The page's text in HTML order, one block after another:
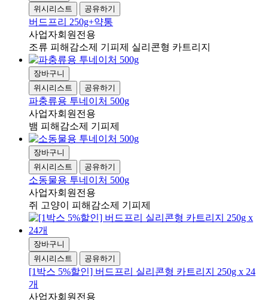
위시리스트
공유하기
버드프리 250g+약통
사업자회원전용
조류 피해감소제 기피제 실리콘형 카트리지
장바구니
위시리스트
공유하기
파충류용 투네이처 500g
사업자회원전용
뱀 피해감소제 기피제
장바구니
위시리스트
공유하기
소동물용 투네이처 500g
사업자회원전용
쥐 고양이 피해감소제 기피제
장바구니
위시리스트
공유하기
[1박스 5%할인] 버드프리 실리콘형 카트리지 250g x 24
개
사업자회원전용